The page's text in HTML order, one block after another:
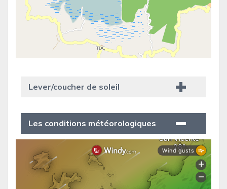
Lever/coucher de soleil
Les conditions météorologiques